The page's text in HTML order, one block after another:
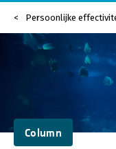
Persoonlijke
Column